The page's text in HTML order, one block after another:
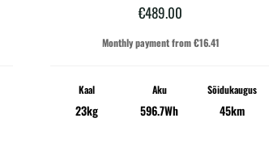
€489.00
Monthly payment from€16.41
Kaal
23kg
Aku
596.7Wh
Sõidukaugus
45km